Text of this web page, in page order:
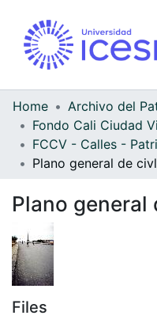
Home
Fondo Cali Ciudad
Plano general de
Plano general
Files